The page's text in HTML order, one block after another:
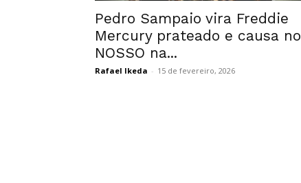
Pedro Sampaio vira Freddie
Mercury prateado e causa no
NOSSO na...
Rafael Ikeda - 15 de fevereiro, 2026